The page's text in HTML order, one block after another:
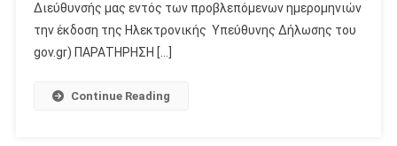
Διεύθυνσής μας εντός των προβλεπόμενων ημερομηνιών
την έκδοση της Ηλεκτρονικής Υπεύθυνης Δήλωσης του
gov.gr) ΠΑΡΑΤΗΡΗΣΗ […]
Continue Reading